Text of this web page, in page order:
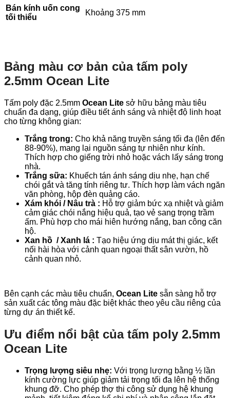
Bán kính uốn cong
tối thiểu
Khoảng 375 mm
Bảng màu cơ bản của tấm poly
2.5mm Ocean Lite
Tấm poly đặc 2.5mm Ocean Lite sở hữu bảng màu tiêu
chuẩn đa dạng, giúp điều tiết ánh sáng và nhiệt độ linh hoạt
cho từng không gian:
Trắng trong: Cho khả năng truyền sáng tối đa (lên đến
88-90%), mang lại nguồn sáng tự nhiên như kính.
Thích hợp cho giếng trời nhỏ hoặc vách lấy sáng trong
nhà.
Trắng sữa: Khuếch tán ánh sáng dịu nhẹ, hạn chế
chói gắt và tăng tính riêng tư. Thích hợp làm vách ngăn
văn phòng, hộp đèn quảng cáo.
Xám khói / Nâu trà : Hỗ trợ giảm bức xạ nhiệt và giảm
cảm giác chói nắng hiệu quả, tạo vẻ sang trọng trầm
ấm. Phù hợp cho mái hiên hướng nắng, ban công căn
hộ.
Xan hồ / Xanh lá : Tạo hiệu ứng dịu mát thị giác, kết
nối hài hòa với cảnh quan ngoại thất sân vườn, hồ
cảnh quan nhỏ.
Bên cạnh các màu tiêu chuẩn, Ocean Lite sẵn sàng hỗ trợ
sản xuất các tông màu đặc biệt khác theo yêu cầu riêng của
từng dự án thiết kế.
Ưu điểm nổi bật của tấm poly 2.5mm
Ocean Lite
Trọng lượng siêu nhẹ: Với trọng lượng bằng ½ lần
kính cường lực giúp giảm tải trọng tối đa lên hệ thống
khung đỡ. Cho phép thợ thi công sử dụng hệ khung